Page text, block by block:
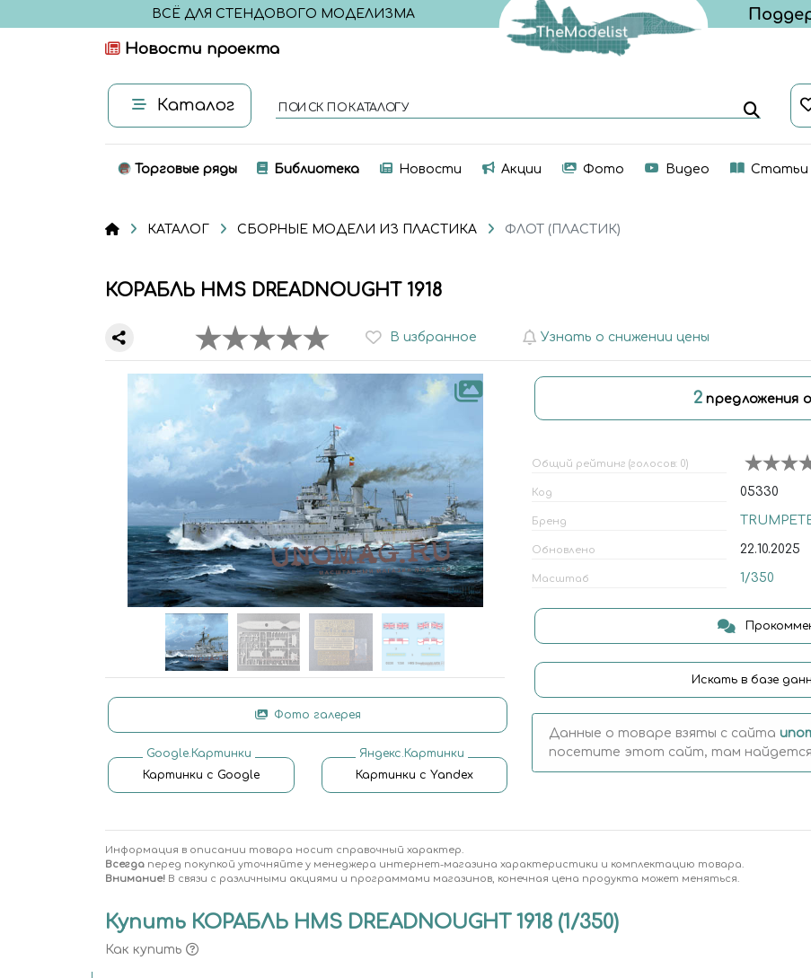
ВСЁ ДЛЯ СТЕНДОВОГО МОДЕЛИЗМА
Новости проекта
Каталог ПОИСК ПО КАТАЛОГУ
Торговые ряды Библиотека Новости Акции Фото Видео Статьи
КАТАЛОГ СБОРНЫЕ МОДЕЛИ ИЗ ПЛАСТИКА ФЛОТ (ПЛАСТИК)
КОРАБЛЬ HMS DREADNOUGHT 1918
В избранное Узнать о снижении цены
Фото галерея
Google.Картинки
Картинки с Google
Яндекс.Картинки
Картинки с Yandex
2 предложения
Общий рейтинг (голосов: 0)
Код 05330
Бренд
Обновлено 22.10.2025
Масштаб 1/350
Искать в базе
Данные о товаре взяты с сайта
посетите этот сайт, там найдется
Информация в описании товара носит справочный характер.
Всегда перед покупкой уточняйте у менеджера интернет-магазина характеристики и комплектацию товара.
Внимание! В связи с различными акциями и программами магазинов, конечная цена продукта может меняться.
Купить КОРАБЛЬ HMS DREADNOUGHT 1918 (1/350)
Как купить